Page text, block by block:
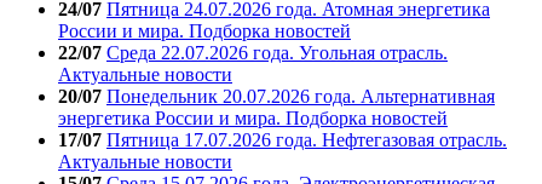
24/07 Пятница 24.07.2026 года. Атомная энергетика
России и мира. Подборка новостей
22/07 Среда 22.07.2026 года. Угольная отрасль.
Актуальные новости
20/07 Понедельник 20.07.2026 года. Альтернативная
энергетика России и мира. Подборка новостей
17/07 Пятница 17.07.2026 года. Нефтегазовая отрасль.
Актуальные новости